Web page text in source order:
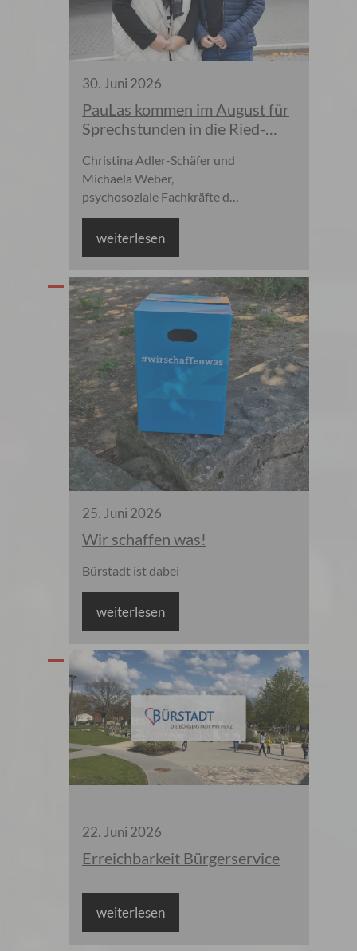
30. Juni 2026
PauLas kommen im August für
Sprechstunden in die Ried-
Christina Adler-Schäfer und
Michaela Weber,
psychosoziale Fachkräfte des
Seniorinnen und Senioren
weiterlesen
25. Juni 2026
Wir schaffen was!
Bürstadt ist dabei
weiterlesen
22. Juni 2026
Erreichbarkeit Bürgerservice
weiterlesen